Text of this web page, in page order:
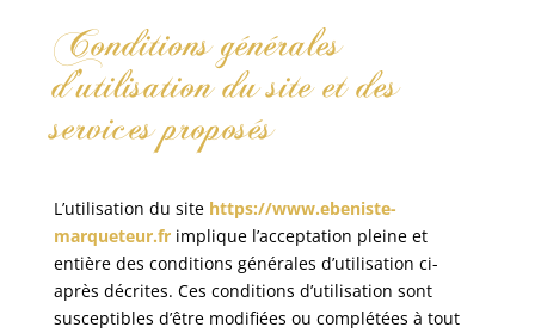
Conditions générales
d’utilisation du site et des
services proposés
L’utilisation du site https://www.ebeniste-
marqueteur.frimplique l’acceptation pleine et
entière des conditions générales d’utilisation ci-
après décrites. Ces conditions d’utilisation sont
susceptibles d’être modifiées ou complétées à tout